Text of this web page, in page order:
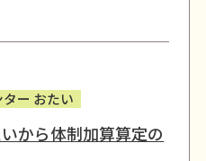
ー おたい
から体制加算算定の